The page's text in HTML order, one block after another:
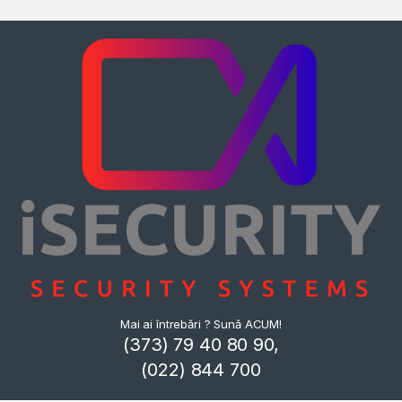
Mai ai întrebări ? Sună ACUM!
(373) 79 40 80 90,
(022) 844 700